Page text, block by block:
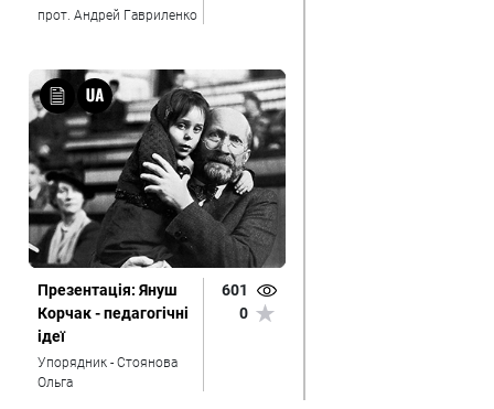
прот. Андрей Гавриленко
Презентація: Януш
Корчак - педагогічні
ідеї
Упорядник - Стоянова
Ольга
601
0